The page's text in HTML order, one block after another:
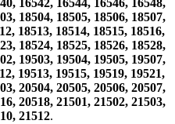
16542, 16544, 16546, 16548,
18504, 18505, 18506, 18507,
18513, 18514, 18515, 18516,
18524, 18525, 18526, 18528,
19503, 19504, 19505, 19507,
19513, 19515, 19519, 19521,
20504, 20505, 20506, 20507,
20518, 21501, 21502, 21503,
21512.